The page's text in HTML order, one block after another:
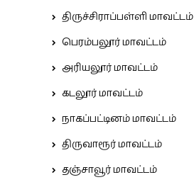
திருச்சிராப்பள்ளி மாவட்டம்
பெரம்பலூர் மாவட்டம்
அரியலூர் மாவட்டம்
கடலூர் மாவட்டம்
நாகப்பட்டினம் மாவட்டம்
திருவாரூர் மாவட்டம்
தஞ்சாவூர் மாவட்டம்